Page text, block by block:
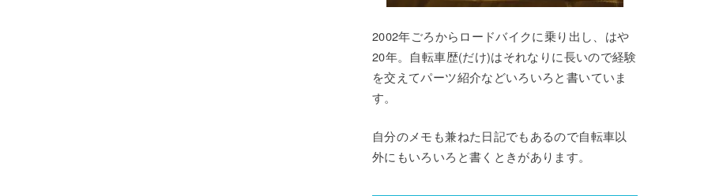
2002年ごろからロードバイクに乗り出し、はや
20年。自転車歴(だけ)はそれなりに長いので経験
を交えてパーツ紹介などいろいろと書いていま
す。
自分のメモも兼ねた日記でもあるので自転車以
外にもいろいろと書くときがあります。